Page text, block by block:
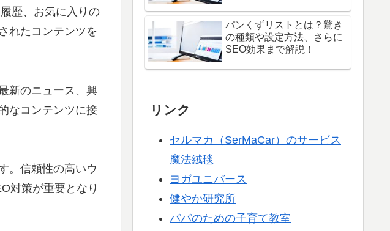
歴、お気に入りの
れたコンテンツを
新のニュース、興
なコンテンツに接
。信頼性の高いウ
対策が重要となり
パンくずリストとは？驚き
の種類や設定方法、さらに
SEO効果まで解説！
リンク
セルマカ（SerMaCar）のサービス
魔法絨毯
ヨガユニバース
健やか研究所
パパのための子育て教室